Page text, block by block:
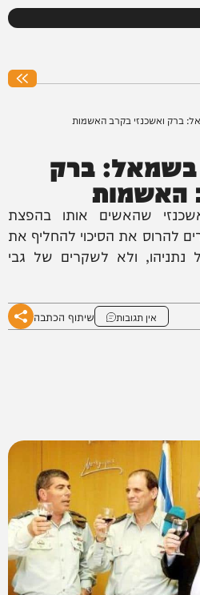
ברק ואשכנזי בקרב האשמות
ברק
האשמות
שהאשים אותו בהפצת
להרוס את הסיכוי להחליף את
ולא לשקרים של גבי
אין תגובות שיתוף הכתבה